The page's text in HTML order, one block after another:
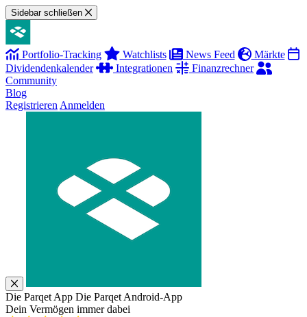
Sidebar schließen
Portfolio-Tracking Watchlists News Feed
Märkte
Dividendenkalender
Integrationen
Finanzrechner
Community
Blog
Registrieren Anmelden
Die Parqet App Die Parqet Android-App
Dein Vermögen immer dabei